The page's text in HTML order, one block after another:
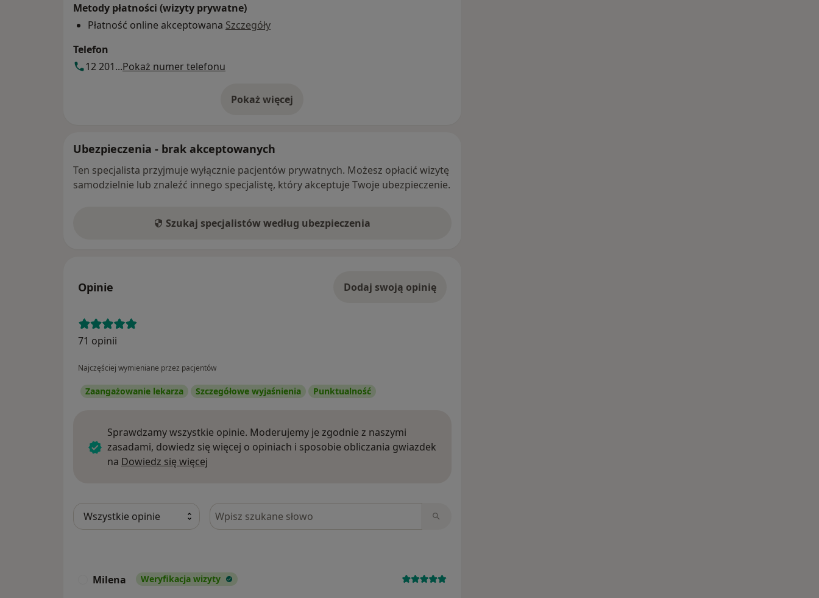
Metody płatności (wizyty prywatne)
Płatność online akceptowana Szczegóły
Telefon
12 201...Pokaż numer telefonu
Pokaż więcej
o adresie
Ubezpieczenia - brak akceptowanych
Ten specjalista przyjmuje wyłącznie pacjentów prywatnych. Możesz opłacić wizytę
samodzielnie lub znaleźć innego specjalistę, który akceptuje Twoje ubezpieczenie.
Szukaj specjalistów według ubezpieczenia
Opinie Dodaj swoją opinię
71 opinii
Najczęściej wymieniane przez pacjentów
Zaangażowanie lekarza Szczegółowe wyjaśnienia Punktualność
Sprawdzamy wszystkie opinie. Moderujemy je zgodnie z naszymi
zasadami, dowiedz się więcej o opiniach i sposobie obliczania gwiazdek
na Dowiedz się więcej
Szukaj w opiniach
Milena Weryfikacja wizyty